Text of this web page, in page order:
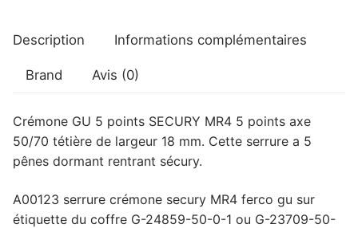
Description Informations complémentaires
Brand Avis (0)
Crémone GU 5 points SECURY MR4 5 points axe
50/70 tétière de largeur 18 mm. Cette serrure a 5
pênes dormant rentrant sécury.
A00123 serrure crémone secury MR4 ferco gu sur
étiquette du coffre G-24859-50-0-1 ou G-23709-50-